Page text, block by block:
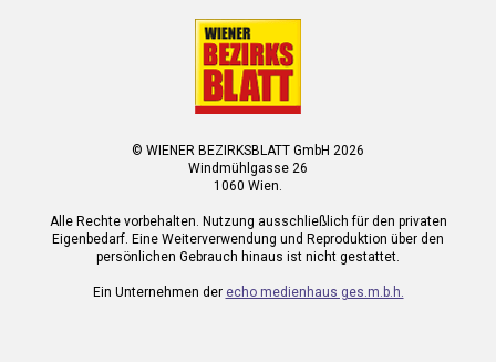
© WIENER BEZIRKSBLATT GmbH 2026
Windmühlgasse 26
1060 Wien.
Alle Rechte vorbehalten. Nutzung ausschließlich für den privaten
Eigenbedarf. Eine Weiterverwendung und Reproduktion über den
persönlichen Gebrauch hinaus ist nicht gestattet.
Ein Unternehmen der echo medienhaus ges.m.b.h.